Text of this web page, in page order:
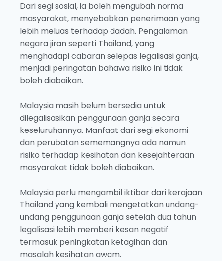
Dari segi sosial, ia boleh mengubah norma
masyarakat, menyebabkan penerimaan yang
lebih meluas terhadap dadah. Pengalaman
negara jiran seperti Thailand, yang
menghadapi cabaran selepas legalisasi ganja,
menjadi peringatan bahawa risiko ini tidak
boleh diabaikan.
Malaysia masih belum bersedia untuk
dilegalisasikan penggunaan ganja secara
keseluruhannya. Manfaat dari segi ekonomi
dan perubatan sememangnya ada namun
risiko terhadap kesihatan dan kesejahteraan
masyarakat tidak boleh diabaikan.
Malaysia perlu mengambil iktibar dari kerajaan
Thailand yang kembali mengetatkan undang-
undang penggunaan ganja setelah dua tahun
legalisasi lebih memberi kesan negatif
termasuk peningkatan ketagihan dan
masalah kesihatan awam.